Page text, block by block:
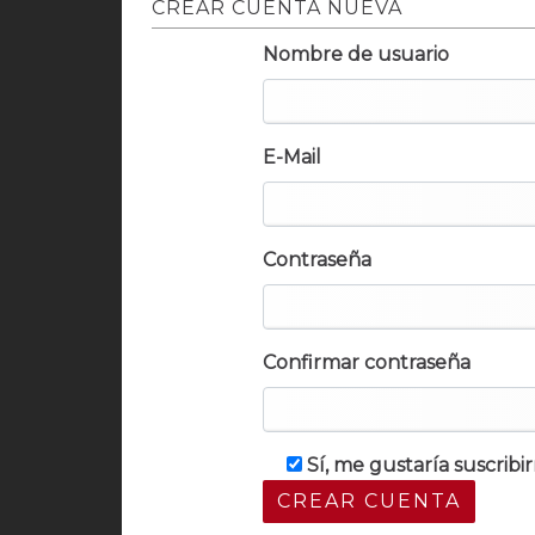
CREAR CUENTA NUEVA
Nombre de usuario
E-Mail
Contraseña
Confirmar contraseña
Sí, me gustaría
CREAR CUENTA